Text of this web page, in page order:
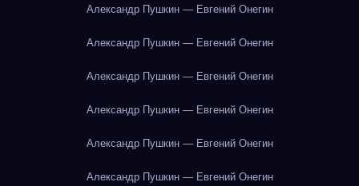
Александр Пушкин — Евгений Онегин
Александр Пушкин — Евгений Онегин
Александр Пушкин — Евгений Онегин
Александр Пушкин — Евгений Онегин
Александр Пушкин — Евгений Онегин
Александр Пушкин — Евгений Онегин